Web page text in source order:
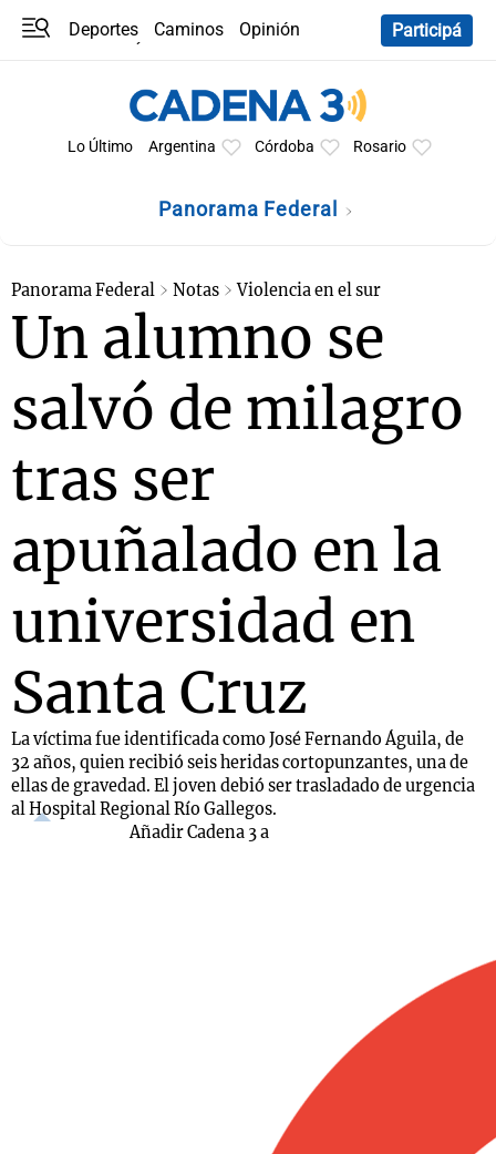
Deportes Caminos
Opinión
Participá
Lo Último Argentina Córdoba Rosario
Panorama Federal
Panorama Federal Notas Violencia en el sur
Un alumno se
salvó de milagro
tras ser
apuñalado en la
universidad en
Santa Cruz
La víctima fue identificada como José Fernando Águila, de
32 años, quien recibió seis heridas cortopunzantes, una de
ellas de gravedad. El joven debió ser trasladado de urgencia
al Hospital Regional Río Gallegos.
Añadir Cadena 3 a